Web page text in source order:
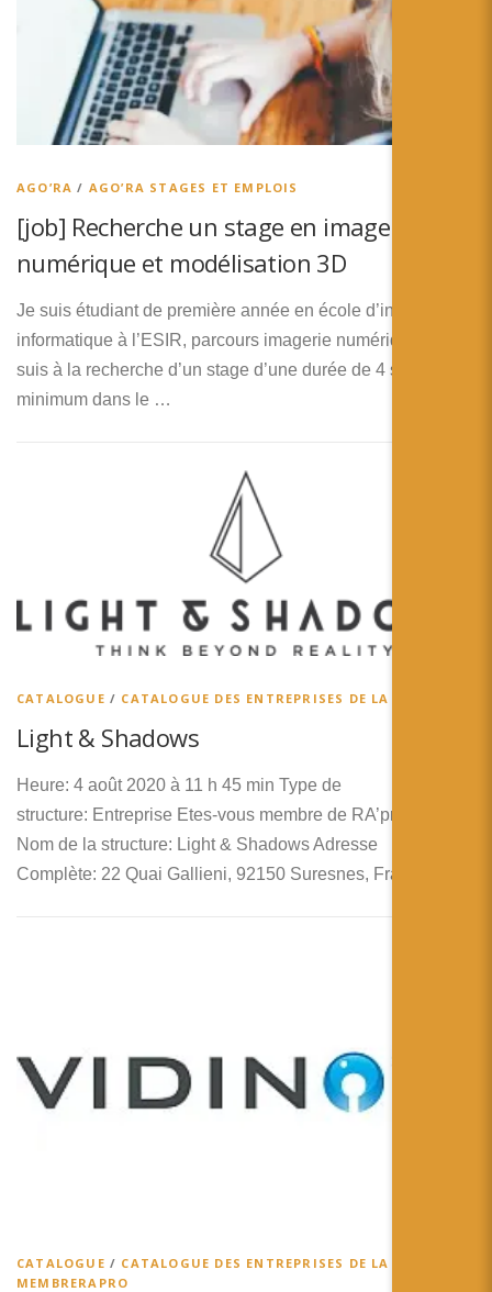
AGO’RA / AGO’RA STAGES ET EMPLOIS
[job] Recherche un stage en imagerie
numérique et modélisation 3D
Je suis étudiant de première année en école d’ingénieur
informatique à l’ESIR, parcours imagerie numérique. Je
suis à la recherche d’un stage d’une durée de 4 semaines
minimum dans le …
CATALOGUE / CATALOGUE DES ENTREPRISES DE LA RA
Light & Shadows
Heure: 4 août 2020 à 11 h 45 min Type de
structure: Entreprise Etes-vous membre de RA’pro ?: Non
Nom de la structure: Light & Shadows Adresse
Complète: 22 Quai Gallieni, 92150 Suresnes, France …
CATALOGUE / CATALOGUE DES ENTREPRISES DE LA RA
MEMBRERAPRO